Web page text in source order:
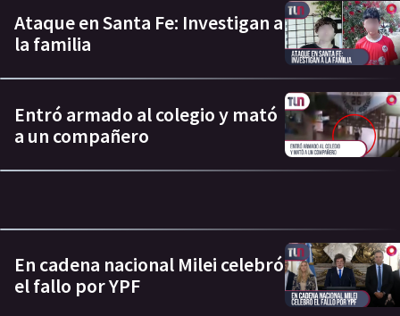
Ataque en Santa Fe: Investigan a
la familia
Entró armado al colegio y mató
a un compañero
En cadena nacional Milei celebró
el fallo por YPF